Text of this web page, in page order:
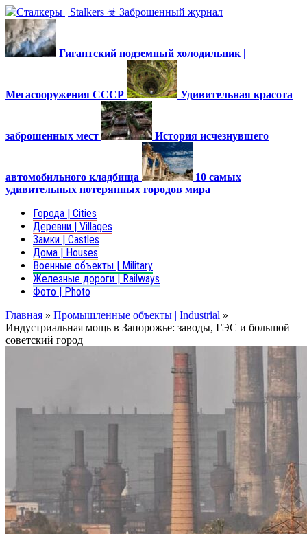
Гигантский подземный холодильник |
Мегасооружения СССР Удивительная красота
заброшенных мест История исчезнувшего
автомобильного кладбища
10 самых
удивительных потерянных городов мира
Города | Cities
Деревни | Villages
Замки | Castles
Дома | Houses
Военные объекты | Military
Железные дороги | Railways
Фото | Photo
Главная » Промышленные объекты | Industrial »
Индустриальная мощь в Запорожье: заводы, ГЭС и большой
советский город